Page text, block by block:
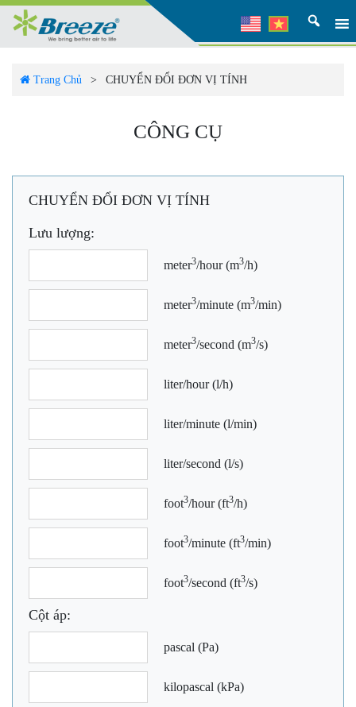
Trang Chủ > CHUYỂN ĐỔI ĐƠN VỊ TÍNH
CÔNG CỤ
CHUYỂN ĐỔI ĐƠN VỊ TÍNH
Lưu lượng:
meter3/hour (m3/h)
meter3/minute (m3/min)
meter3/second (m3/s)
liter/hour (l/h)
liter/minute (l/min)
liter/second (l/s)
foot3/hour (ft3/h)
foot3/minute (ft3/min)
foot3/second (ft3/s)
Cột áp:
pascal (Pa)
kilopascal (kPa)